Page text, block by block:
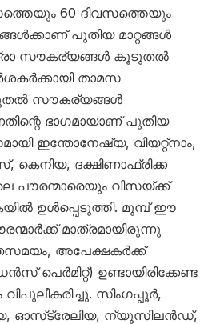
60 ദിവസത്തെയും
പുതിയ മാറ്റങ്ങൾ
സൗകര്യങ്ങൾ കൂടുതൽ
താമസ
സൗകര്യങ്ങൾ
ഭാഗമായാണ് പുതിയ
ഇന്തോനേഷ്യ, വിയറ്റ്നാം,
കെനിയ, ദക്ഷിണാഫ്രിക്ക
പൗരന്മാരെയും വിസയ്ക്ക്
ഉൾപ്പെടുത്തി. മുമ്പ് ഈ
മാത്രമായിരുന്നു
അപേക്ഷകർക്ക്
പെർമിറ്റ്) ഉണ്ടായിരിക്കേണ്ട
സിംഗപ്പൂർ,
ഓസ്‌ട്രേലിയ, ന്യൂസിലൻഡ്,